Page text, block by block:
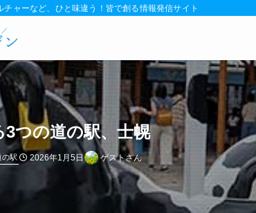
ャーなど、ひと味違う！皆で創る情報発信サイト
つの道の駅、士幌
の駅 2026年1月5日 ゲストさん